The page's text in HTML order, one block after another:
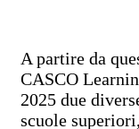
A partire da
CASCO
2025 due
scuole